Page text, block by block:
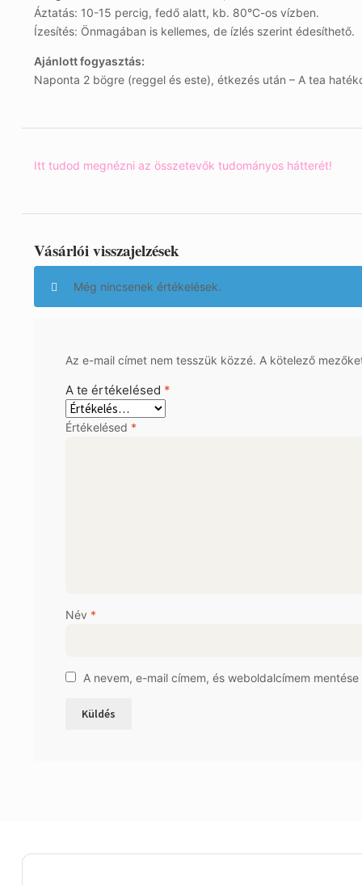
Áztatás: 10-15 percig, fedő alatt, kb. 80°C-os vízben.
Ízesítés: Önmagában is kellemes, de ízlés szerint édesíthető.
Ajánlott fogyasztás:
Naponta 2 bögre (reggel és este), étkezés után – A tea
Itt tudod megnézni az összetevők tudományos hátterét!
Vásárlói visszajelzések
Még nincsenek értékelések.
Az e-mail címet nem tesszük közzé. A kötelező
A te értékelésed *
Értékelésed *
Név *
A nevem, e-mail címem, és weboldalcímem